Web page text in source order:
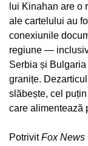
lui Kinahan are o
ale cartelului au
conexiunile
regiune —
Serbia și
granițe.
slăbește, cel
care alimentează
PotrivitFox News